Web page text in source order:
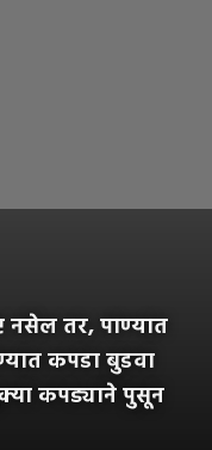
नसेल तर, पाण्यात
कपडा बुडवा
कपड्याने पुसून